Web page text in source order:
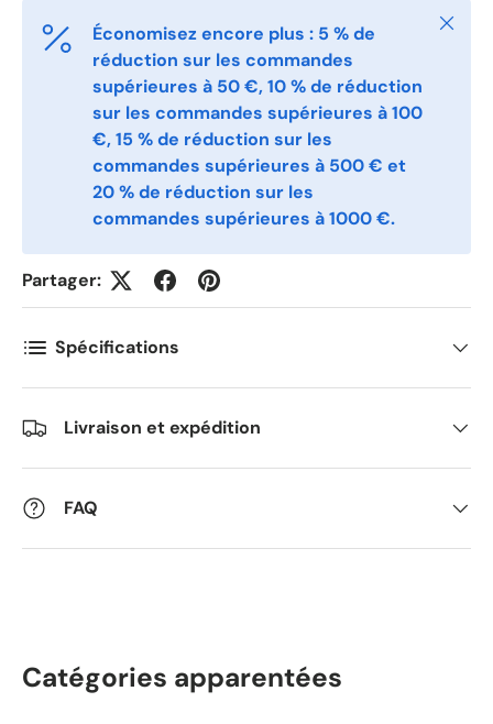
Postnummer
Antall *
Kommentarer
Économisez encore plus : 5 % de
réduction sur les commandes
supérieures à 50 €, 10 % de réduction
sur les commandes supérieures à 100
€, 15 % de réduction sur les
commandes supérieures à 500 € et
20 % de réduction sur les
commandes supérieures à 1000 €.
Fermer
Partager:
Spécifications
Livraison et expédition
FAQ
Catégories apparentées